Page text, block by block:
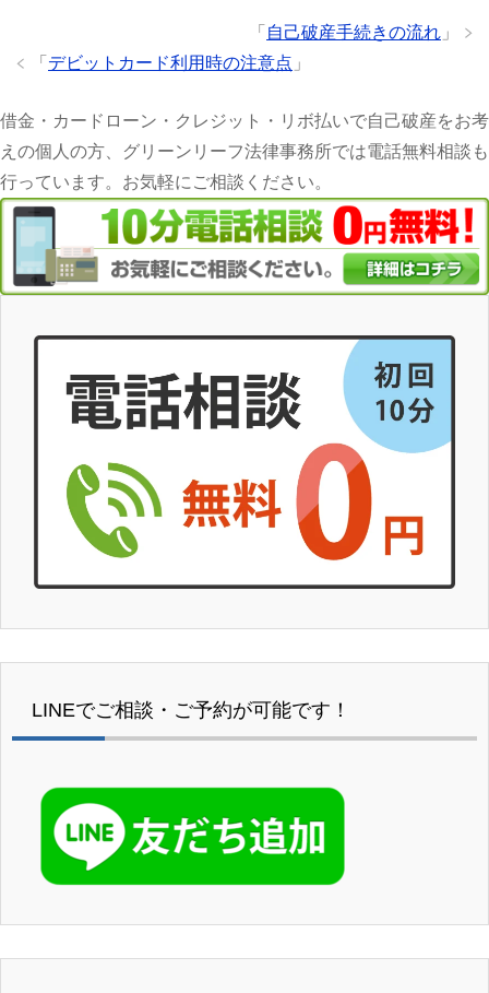
「 自己破産手続きの流れ 」
「 デビットカード利用時の注意点 」
借金・カードローン・クレジット・リボ払いで自己破産をお考
えの個人の方、グリーンリーフ法律事務所では電話無料相談も
行っています。お気軽にご相談ください。
LINEでご相談・ご予約が可能です！